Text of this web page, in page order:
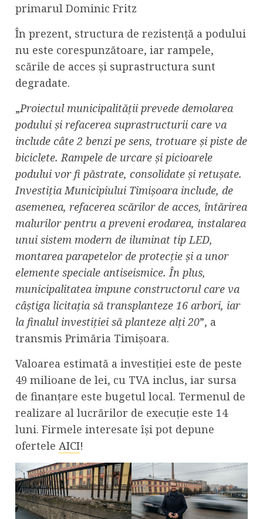
primarul Dominic Fritz
În prezent, structura de rezistență a podului
nu este corespunzătoare, iar rampele,
scările de acces și suprastructura sunt
degradate.
„Proiectul municipalității prevede demolarea
podului și refacerea suprastructurii care va
include câte 2 benzi pe sens, trotuare și piste de
biciclete. Rampele de urcare și picioarele
podului vor fi păstrate, consolidate și retușate.
Investiția Municipiului Timișoara include, de
asemenea, refacerea scărilor de acces, întărirea
malurilor pentru a preveni erodarea, instalarea
unui sistem modern de iluminat tip LED,
montarea parapetelor de protecție și a unor
elemente speciale antiseismice. În plus,
municipalitatea impune constructorul care va
câștiga licitația să transplanteze 16 arbori, iar
la finalul investiției să planteze alți 20”, a
transmis Primăria Timișoara.
Valoarea estimată a investiției este de peste
49 milioane de lei, cu TVA inclus, iar sursa
de finanțare este bugetul local. Termenul de
realizare al lucrărilor de execuție este 14
luni. Firmele interesate își pot depune
ofertele AICI!